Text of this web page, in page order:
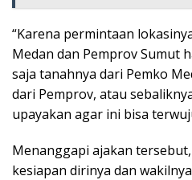
“Karena permintaan
Medan dan Pemprov Sumut
saja tanahnya dari Pemko
dari Pemprov, atau
upayakan agar ini bisa
Menanggapi ajakan
kesiapan dirinya dan